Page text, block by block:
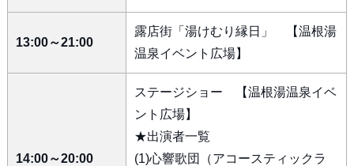
13:00～21:00
露店街「湯けむり縁日」 【温根湯
温泉イベント広場】
14:00～20:00
ステージショー 【温根湯温泉イベ
ント広場】
★出演者一覧
(1)心響歌団（アコースティックラ